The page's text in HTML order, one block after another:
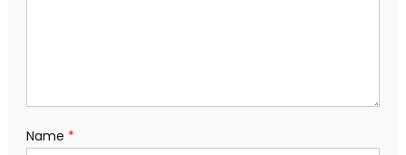
Name *